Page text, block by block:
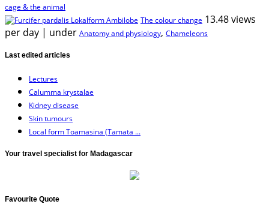
cage & the animal
The colour change 13.48 views
per day | under Anatomy and physiology, Chameleons
Last edited articles
Lectures
Calumma krystalae
Kidney disease
Skin tumours
Local form Toamasina (Tamata ...
Your travel specialist for Madagascar
Favourite Quote